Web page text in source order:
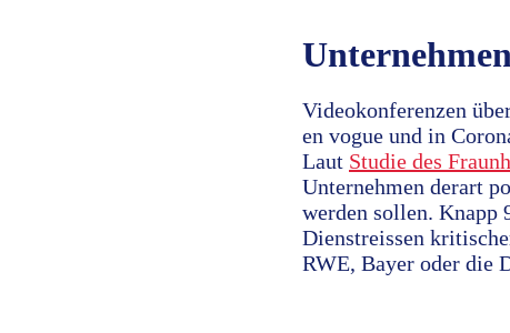
Videokonferenzen
en vogue und in
Laut Studie des
Unternehmen derart
werden sollen. Knapp
Dienstreissen
RWE, Bayer oder die